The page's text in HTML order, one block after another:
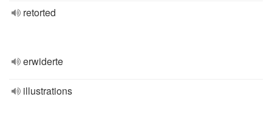
retorted
erwiderte
illustrations